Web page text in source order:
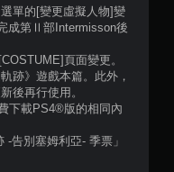
2
則
評
分
單的[變更虛擬人物]變
成第Ⅱ部Intermisson後
頁面變更。
跡》遊戲本篇。此外，
後再行使用。
下載PS4®版的相同內
告別塞姆利亞- 季票」